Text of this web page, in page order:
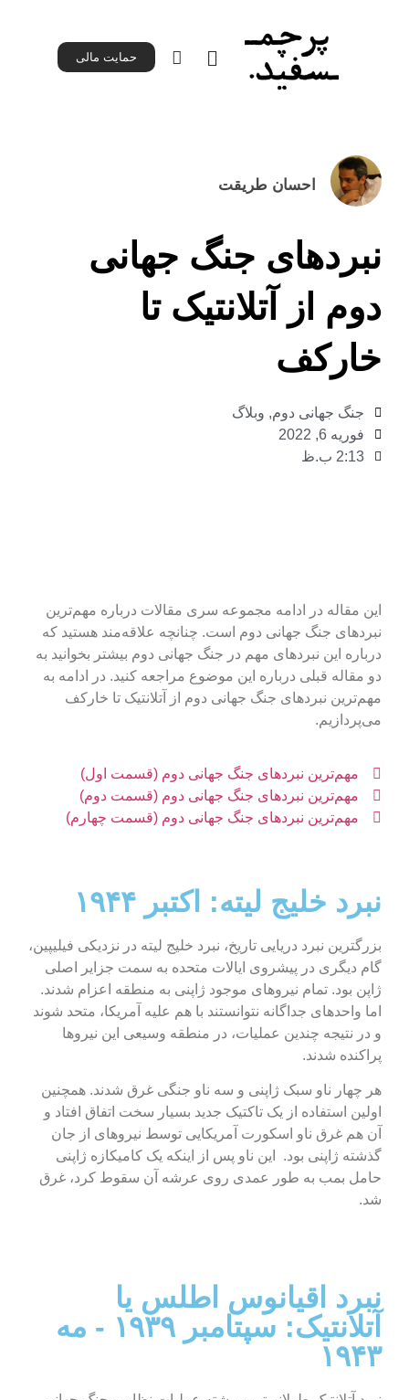
حمایت مالی
احسان طریقت
نبردهای جنگ جهانی
دوم از آتلانتیک تا
خارکف
جنگ جهانی دوم, وبلاگ
فوریه 6, 2022
2:13 ب.ظ
این مقاله در ادامه مجموعه سری مقالات درباره مهم‌ترین
نبردهای جنگ جهانی دوم است. چنانچه علاقه‌مند هستید که
درباره این نبردهای مهم در جنگ جهانی دوم بیشتر بخوانید به
دو مقاله قبلی درباره این موضوع مراجعه کنید. در ادامه به
مهم‌ترین نبردهای جنگ جهانی دوم از آتلانتیک تا خارکف
می‌پردازیم.
مهم‌ترین نبردهای جنگ جهانی دوم (قسمت اول)
مهم‌ترین نبردهای جنگ جهانی دوم (قسمت دوم)
مهم‌ترین نبردهای جنگ جهانی دوم (قسمت چهارم)
نبرد خلیج لیته: اکتبر ۱۹۴۴
بزرگترین نبرد دریایی تاریخ، نبرد خلیج لیته در نزدیکی فیلیپین،
گام دیگری در پیشروی ایالات متحده به سمت جزایر اصلی
ژاپن بود. تمام نیروهای موجود ژاپنی به منطقه اعزام شدند.
اما واحدهای جداگانه نتوانستند با هم علیه آمریکا، متحد شوند
و در نتیجه چندین عملیات، در منطقه وسیعی این نیروها
پراکنده شدند.
هر چهار ناو سبک ژاپنی و سه ناو جنگی غرق شدند. همچنین
اولین استفاده از یک تاکتیک جدید بسیار سخت اتفاق افتاد و
آن هم غرق ناو اسکورت آمریکایی توسط نیروهای از جان
گذشته ژاپنی بود. این ناو پس از اینکه یک کامیکازه ژاپنی
حامل بمب به طور عمدی روی عرشه آن سقوط کرد، غرق
شد.
نبرد اقیانوس اطلس یا
آتلانتیک: سپتامبر ۱۹۳۹ - مه
۱۹۴۳